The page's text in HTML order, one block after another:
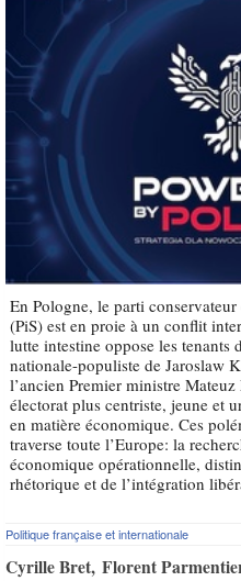
En Pologne, le parti
(PiS) est en proie à un conflit
lutte intestine oppose les tenants
nationale-populiste de Jaroslaw
l’ancien Premier ministre
électorat plus centriste, jeune et
en matière économique. Ces
traverse toute l’Europe: la
économique opérationnelle,
rhétorique et de l’intégration
Politique française et internationale
Cyrille Bret Florent